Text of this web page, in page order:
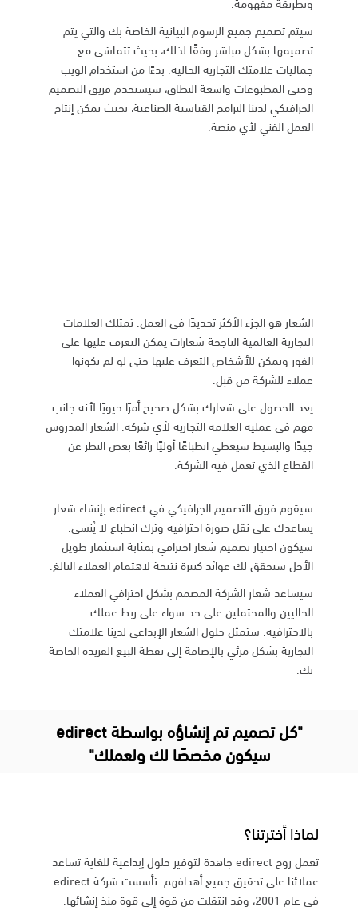
سيتم تصميم جميع الرسوم البيانية الخاصة بك والتي يتم
تصميمها بشكل مباشر وفقًا لذلك، بحيث تتماشى مع
جماليات علامتك التجارية الحالية. بدءًا من استخدام الويب
وحتى المطبوعات واسعة النطاق، سيستخدم فريق التصميم
الجرافيكي لدينا البرامج القياسية الصناعية، بحيث يمكن إنتاج
العمل الفني لأي منصة.
الشعار هو الجزء الأكثر تحديدًا في العمل. تمتلك العلامات
التجارية العالمية الناجحة شعارات يمكن التعرف عليها على
الفور ويمكن للأشخاص التعرف عليها حتى لو لم يكونوا
عملاء للشركة من قبل.
يعد الحصول على شعارك بشكل صحيح أمرًا حيويًا لأنه جانب
مهم في عملية العلامة التجارية لأي شركة. الشعار المدروس
جيدًا والبسيط سيعطي انطباعًا أوليًا رائعًا بغض النظر عن
القطاع الذي تعمل فيه الشركة.
سيقوم فريق التصميم الجرافيكي في edirect بإنشاء شعار
يساعدك على نقل صورة احترافية وترك انطباع لا يُنسى.
سيكون اختيار تصميم شعار احترافي بمثابة استثمار طويل
الأجل سيحقق لك عوائد كبيرة نتيجة لاهتمام العملاء البالغ.
سيساعد شعار الشركة المصمم بشكل احترافي العملاء
الحاليين والمحتملين على حد سواء على ربط عملك
بالاحترافية. ستمثل حلول الشعار الإبداعي لدينا علامتك
التجارية بشكل مرئي بالإضافة إلى نقطة البيع الفريدة الخاصة
بك.
"كل تصميم تم إنشاؤه بواسطة edirect
سيكون مخصصًا لك ولعملك"
لماذا أخترتنا؟
تعمل روح edirect جاهدة لتوفير حلول إبداعية للغاية تساعد
عملائنا على تحقيق جميع أهدافهم. تأسست شركة edirect
في عام 2001، وقد انتقلت من قوة إلى قوة منذ إنشائها.